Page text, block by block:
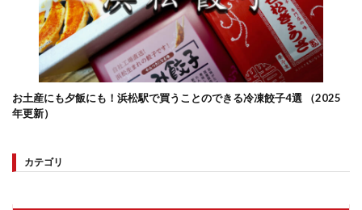
お土産にも夕飯にも！浜松駅で買うことのできる冷凍餃子4選 （2025
年更新）
カテゴリ